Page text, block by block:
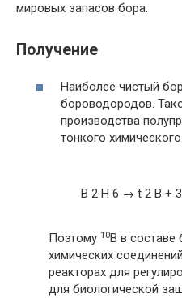
мировых запасов бора.
Получение
Наиболее чистый
бороводородов.
производства
тонкого
B 2 H 6 → t 2 B +
Поэтому 10В в составе
химических
реакторах для
для биологической